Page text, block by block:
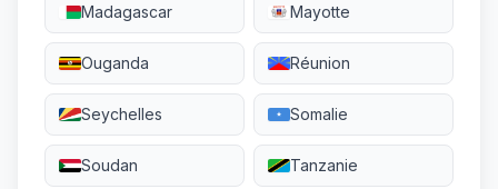
Madagascar Mayotte
Ouganda Réunion
Seychelles Somalie
Soudan Tanzanie